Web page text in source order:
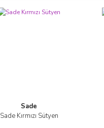
Sade
Sade Kırmızı Sütyen
İncele